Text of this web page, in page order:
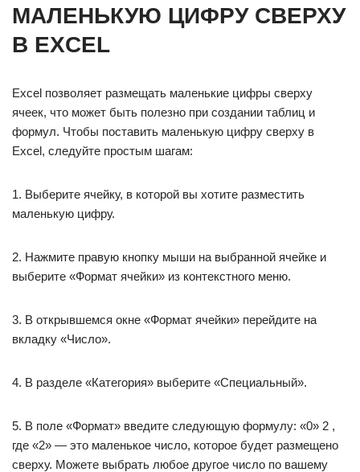
МАЛЕНЬКУЮ ЦИФРУ СВЕРХУ
В EXCEL
Excel позволяет размещать маленькие цифры сверху
ячеек, что может быть полезно при создании таблиц и
формул. Чтобы поставить маленькую цифру сверху в
Excel, следуйте простым шагам:
1. Выберите ячейку, в которой вы хотите разместить
маленькую цифру.
2. Нажмите правую кнопку мыши на выбранной ячейке и
выберите «Формат ячейки» из контекстного меню.
3. В открывшемся окне «Формат ячейки» перейдите на
вкладку «Число».
4. В разделе «Категория» выберите «Специальный».
5. В поле «Формат» введите следующую формулу: «0» 2 ,
где «2» — это маленькое число, которое будет размещено
сверху. Можете выбрать любое другое число по вашему